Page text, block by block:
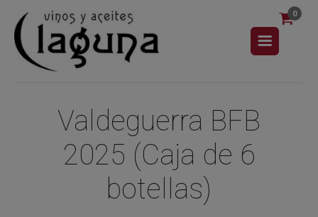
0
Valdeguerra BFB
2025 (Caja de 6
botellas)